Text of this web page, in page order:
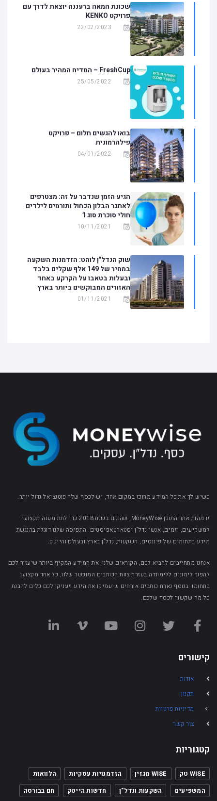
שכונת המאה ברעננה יוצאת לדרך עם
פרויקט KENKO
22/02/2023
FreshCup – המדיח המהיר בעולם
25/05/2022
בואו להגשים חלום – פרויקט
פילהרמונית
04/01/2022
הגיע הזמן שנדבר על זה: מצטרפים
לאתגר הבלון הכחול ותורמים לילדים
חולי סוכרת סוג 1
10/11/2021
שוק הנדל"ן לוהט: הזדמנות השקעה
במחיר של 149 אלף שקלים בלבד
ובעלות בטאבו על הקרקע באחד
האזורים המבוקשים ביותר בארץ
01/11/2021
כשיש לך את כל המידע מרוכז במקום אחד, יש לכסף שלך פוטנציאל גדול יותר.
זו מהות אתר התוכן MoneyWise, שהוקם בשנת 2018 כדי לתת מענה מקצועי
למשקיעים, יזמים, אנשי נדל"ן וסטארטאפיסטים. התפיסה שלנו דוגלת בהנגשת
מידע בתחומים של פיננסים, השקעות, נדל"ן בארץ ובעולם והייטק.
אנחנו מתחייבים להביא לכם, הקוראים שלנו, את המידע המקיף ביותר שיעזור לכם
להפוך לימונים ללימונדה בעזרת צוות הכותבים המוכשר שלנו, כל אחד מקצוען
בתחומו. בנוסף נארח כותבים אורחים שיעמיקו את הידע ויעניקו לכם כלים להבנת
כל מה שקשור לכסף שלכם.
קישורים
אודות
תקנון
מדיניות פרטיות
צור קשר
קטגוריות
WISE טק WISE מגזין הזדמנויות עסקיות
הלוואות
המשפיעים
השקעות ונדל"ן חדשות הייטק חם בבורסה